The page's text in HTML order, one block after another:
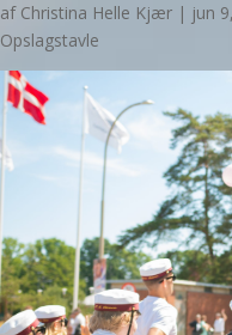
af Christina Helle Kjær | jun
Opslagstavle